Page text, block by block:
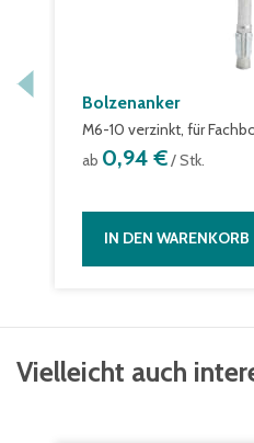
Bolzenanker
M6-10 verzinkt, für
ab 0,94 €/ Stk.
IN DEN WARENKORB
Vielleicht auch